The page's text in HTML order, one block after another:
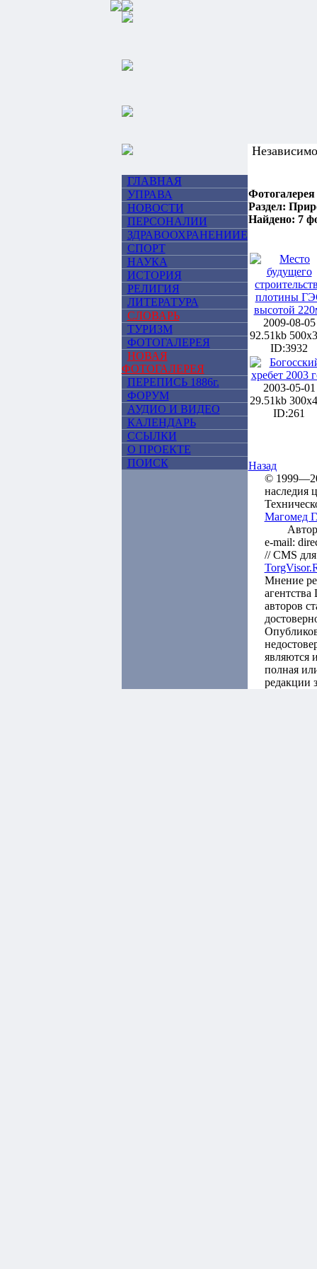
ГЛАВНАЯ
УПРАВА
НОВОСТИ
ПЕРСОНАЛИИ
ЗДРАВООХРАНЕНИИЕ
СПОРТ
НАУКА
ИСТОРИЯ
РЕЛИГИЯ
ЛИТЕРАТУРА
СЛОВАРЬ
ТУРИЗМ
ФОТОГАЛЕРЕЯ
НОВАЯ
ФОТОГАЛЕРЕЯ
ПЕРЕПИСЬ 1886г.
ФОРУМ
АУДИО И ВИДЕО
КАЛЕНДАРЬ
ССЫЛКИ
О ПРОЕКТЕ
ПОИСК
Раздел:
Найдено: 7
2009-08-05
92.51kb
ID:3932
2003-05-01
29.51kb
ID:261
Назад
©
наследия
e-mail:
// CMS
Мнение
авторов
являются
полная
редакции